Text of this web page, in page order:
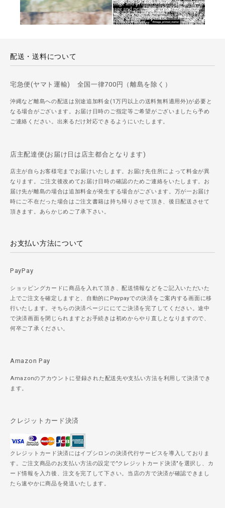
配送・送料について
宅急便(ヤマト運輸) 全国一律700円（離島を除く）
沖縄など離島への配送は別途追加料金(1万円以上の送料無料適用外)が必要と
なる場合がございます。お届け日時のご指定等ご希望がございましたら予め
ご連絡ください。出来るだけ対応できるようにいたします。
店主配達便(お届け日は店主都合となります)
店主が自らお客様宅までお届けいたします。お届け先住所によって料金が異
なります。ご注文後改めてお届け日時の確認のためご連絡をいたします。お
届け先が離島の場合は追加料金が発生する場合がございます。万が一お届け
時にご不在だった場合はご注文書籍は持ち帰りさせて頂き、後日配送させて
頂きます。あらかじめご了承下さい。
お支払い方法について
PayPay
ショッピングカードに商品を入れて頂き、配送情報などをご記入いただいた
上でご注文を確定しますと、自動的にPaypayでの決済をご案内する画面に移
行いたします。そちらの決済ページににてご決済を完了してください。途中
で決済画面を閉じられますとお手続きは初めからやり直しとなりますので、
何卒ご了承ください。
Amazon Pay
Amazonのアカウントに登録された配送先や支払い方法を利用して決済でき
ます。
クレジットカード決済
クレジットカード決済にはイプシロンの決済代行サービスを導入しておりま
す。ご注文商品のお支払い方法の設定で"クレジットカード決済"を選択し、カ
ード情報を入力後、注文を完了して下さい。当店の方で決済が確認できまし
たら速やかに商品を発送いたします。